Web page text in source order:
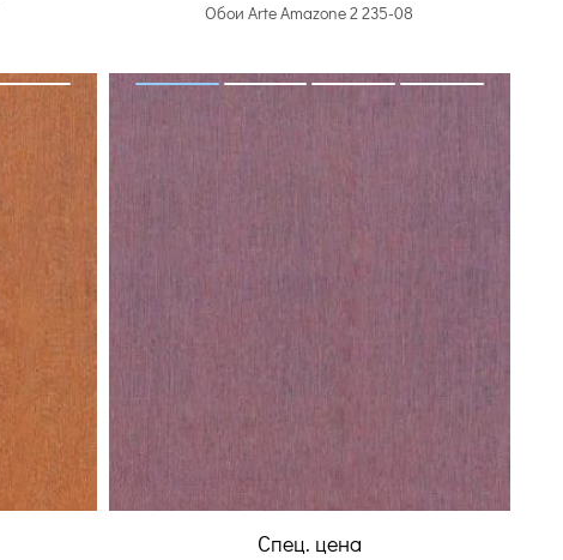
Обои Arte Amazone 2 235-08
Спец. цена